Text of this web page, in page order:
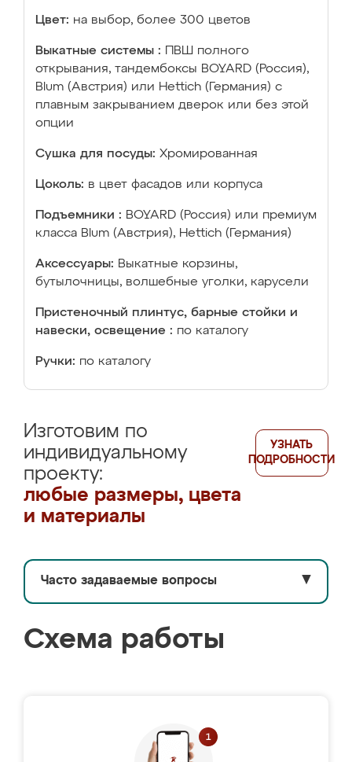
Цвет: на выбор, более 300 цветов
Выкатные системы :
ПВШ полного
открывания, тандембоксы BOYARD (Россия),
Blum (Австрия) или Hettich (Германия) с
плавным закрыванием дверок или без этой
опции
Сушка для посуды: Хромированная
Цоколь: в цвет фасадов или корпуса
Подъемники : BOYARD (Россия) или премиум
класса Blum (Австрия), Hettich (Германия)
Аксессуары: Выкатные корзины,
бутылочницы, волшебные уголки, карусели
Пристеночный плинтус, барные стойки и
навески, освещение : по каталогу
Ручки: по каталогу
Изготовим по
индивидуальному
проекту:
любые размеры, цвета
и материалы
УЗНАТЬ
ПОДРОБНОСТИ
Часто задаваемые вопросы ▼
Схема работы